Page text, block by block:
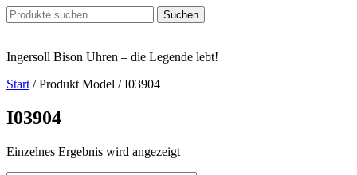
Zum
Inhalt
Suchen
nach:
Suchen
Ingersoll Bison Uhren – die Legende lebt!
Start / Produkt Model / I03904
I03904
Einzelnes Ergebnis wird angezeigt